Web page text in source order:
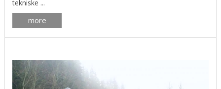
tekniske ...
more